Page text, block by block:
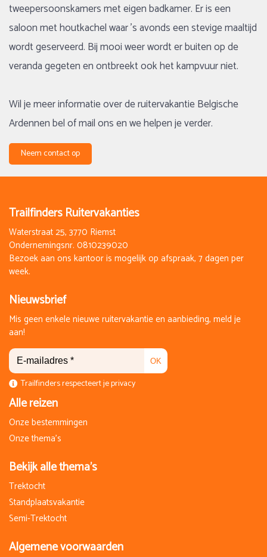
tweepersoonskamers met eigen badkamer. Er is een
saloon met houtkachel waar ’s avonds een stevige maaltijd
wordt geserveerd. Bij mooi weer wordt er buiten op de
veranda gegeten en ontbreekt ook het kampvuur niet.
Wil je meer informatie over de ruitervakantie Belgische
Ardennen bel of mail ons en we helpen je verder.
Neem contact op
Trailfinders Ruitervakanties
Waterstraat 25, 3770 Riemst
Ondernemingsnr. 0810239020
Bezoek aan ons kantoor is mogelijk op afspraak, 7 dagen per
week.
Nieuwsbrief
Mis geen enkele nieuwe ruitervakantie en aanbieding, meld je
aan!
OK
Trailfinders respecteert je privacy
Alle reizen
Onze bestemmingen
Onze thema's
Bekijk alle thema's
Trektocht
Standplaatsvakantie
Semi-Trektocht
Algemene voorwaarden